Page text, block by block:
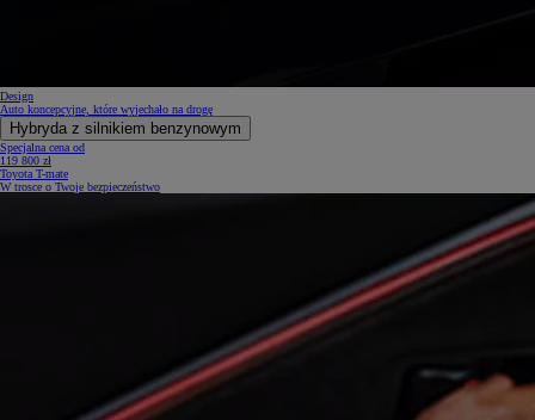
Design
Auto koncepcyjne, które wyjechało na drogę
Hybryda z silnikiem benzynowym
Specjalna cena od
119 800 zł
Toyota T-mate
W trosce o Twoje bezpieczeństwo